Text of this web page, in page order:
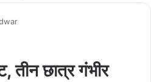
तीन छात्र गंभीर